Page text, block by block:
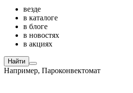
везде
в каталоге
в блоге
в новостях
в акциях
Найти
Например, Пароконвектомат